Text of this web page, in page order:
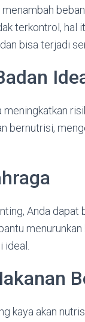
terkontrol, hal
bisa terjadi
bernutrisi,
Anda
kaya akan